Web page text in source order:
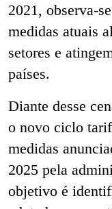
2021, observa-
medidas atuais
setores e
países.
Diante desse
o novo ciclo
medidas
2025 pela
objetivo é